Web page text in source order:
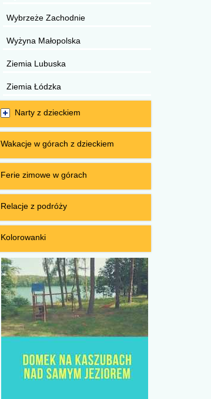
Wybrzeże Zachodnie
Wyżyna Małopolska
Ziemia Lubuska
Ziemia Łódzka
Narty z dzieckiem
Wakacje w górach z dzieckiem
Ferie zimowe w górach
Relacje z podróży
Kolorowanki